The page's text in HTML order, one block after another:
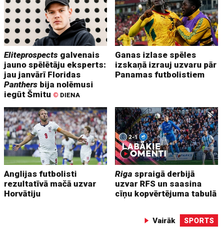
Eliteprospects galvenais
jauno spēlētāju eksperts:
jau janvārī Floridas
Panthers bija nolēmusi
iegūt Šmitu © DIENA
Ganas izlase spēles
izskaņā izrauj uzvaru pār
Panamas futbolistiem
Anglijas futbolisti
rezultatīvā mačā uzvar
Horvātiju
Riga spraigā derbijā
uzvar RFS un saasina
cīņu kopvērtējuma tabulā
Vairāk SPORTS